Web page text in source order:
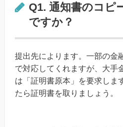
Q1. 通知書のコピ
ですか？
提出先によります。一部の金
で対応してくれますが、大手
は「証明書原本」を要求しま
たら証明書を取りましょう。